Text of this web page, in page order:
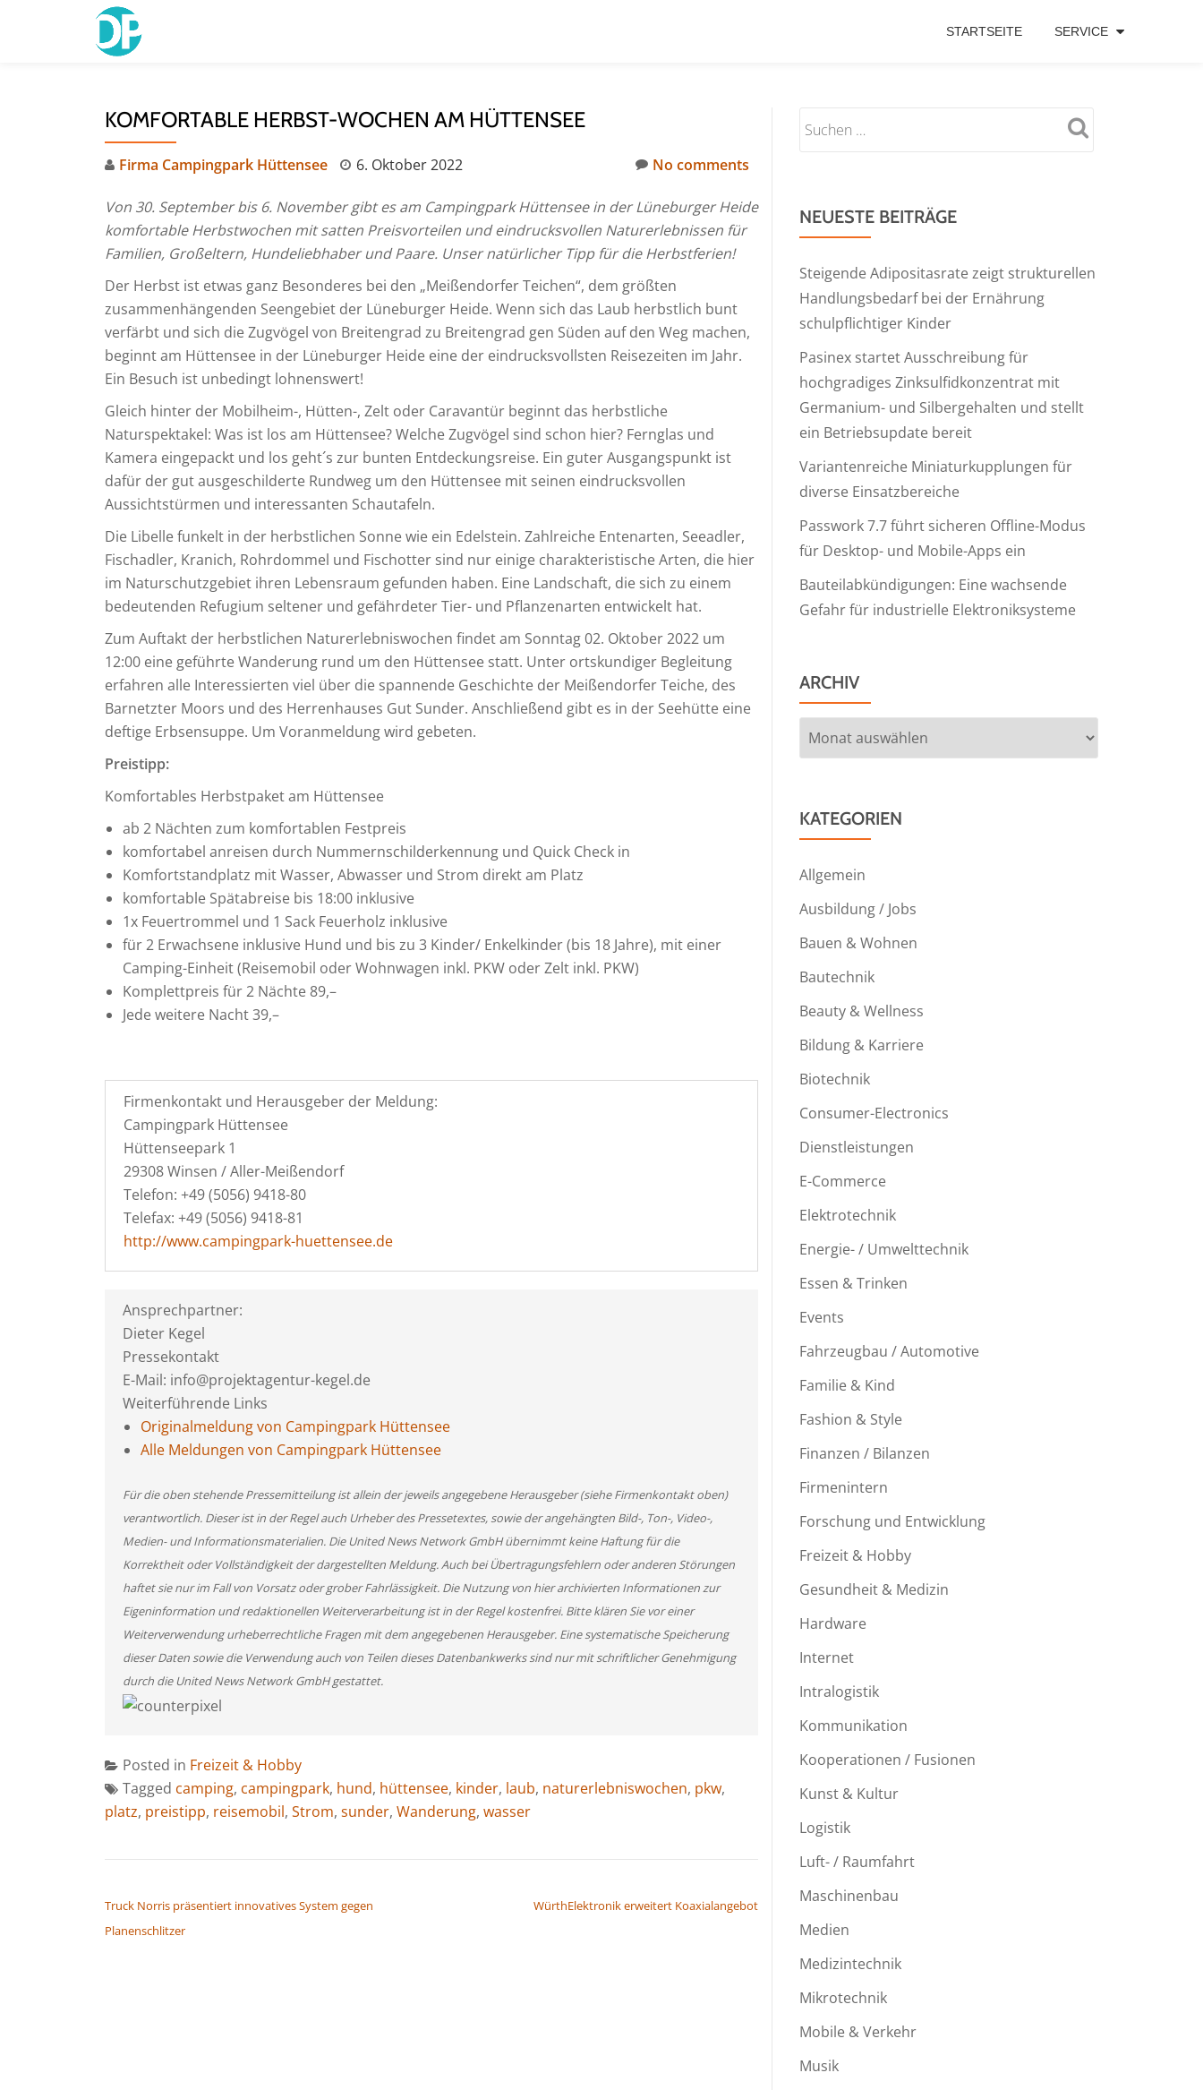
STARTSEITE SERVICE
KOMFORTABLE HERBST-WOCHEN AM HÜTTENSEE
Firma Campingpark Hüttensee 6. Oktober 2022 No comments
Von 30. September bis 6. November gibt es am Campingpark Hüttensee in der Lüneburger Heide
komfortable Herbstwochen mit satten Preisvorteilen und eindrucksvollen Naturerlebnissen für
Familien, Großeltern, Hundeliebhaber und Paare. Unser natürlicher Tipp für die Herbstferien!
Der Herbst ist etwas ganz Besonderes bei den „Meißendorfer Teichen“, dem größten
zusammenhängenden Seengebiet der Lüneburger Heide. Wenn sich das Laub herbstlich bunt
verfärbt und sich die Zugvögel von Breitengrad zu Breitengrad gen Süden auf den Weg machen,
beginnt am Hüttensee in der Lüneburger Heide eine der eindrucksvollsten Reisezeiten im Jahr.
Ein Besuch ist unbedingt lohnenswert!
Gleich hinter der Mobilheim-, Hütten-, Zelt oder Caravantür beginnt das herbstliche
Naturspektakel: Was ist los am Hüttensee? Welche Zugvögel sind schon hier? Fernglas und
Kamera eingepackt und los geht´s zur bunten Entdeckungsreise. Ein guter Ausgangspunkt ist
dafür der gut ausgeschilderte Rundweg um den Hüttensee mit seinen eindrucksvollen
Aussichtstürmen und interessanten Schautafeln.
Die Libelle funkelt in der herbstlichen Sonne wie ein Edelstein. Zahlreiche Entenarten, Seeadler,
Fischadler, Kranich, Rohrdommel und Fischotter sind nur einige charakteristische Arten, die hier
im Naturschutzgebiet ihren Lebensraum gefunden haben. Eine Landschaft, die sich zu einem
bedeutenden Refugium seltener und gefährdeter Tier- und Pflanzenarten entwickelt hat.
Zum Auftakt der herbstlichen Naturerlebniswochen findet am Sonntag 02. Oktober 2022 um
12:00 eine geführte Wanderung rund um den Hüttensee statt. Unter ortskundiger Begleitung
erfahren alle Interessierten viel über die spannende Geschichte der Meißendorfer Teiche, des
Barnetzter Moors und des Herrenhauses Gut Sunder. Anschließend gibt es in der Seehütte eine
deftige Erbsensuppe. Um Voranmeldung wird gebeten.
Preistipp:
Komfortables Herbstpaket am Hüttensee
ab 2 Nächten zum komfortablen Festpreis
komfortabel anreisen durch Nummernschilderkennung und Quick Check in
Komfortstandplatz mit Wasser, Abwasser und Strom direkt am Platz
komfortable Spätabreise bis 18:00 inklusive
1x Feuertrommel und 1 Sack Feuerholz inklusive
für 2 Erwachsene inklusive Hund und bis zu 3 Kinder/ Enkelkinder (bis 18 Jahre), mit einer
Camping-Einheit (Reisemobil oder Wohnwagen inkl. PKW oder Zelt inkl. PKW)
Komplettpreis für 2 Nächte 89,–
Jede weitere Nacht 39,–
Firmenkontakt und Herausgeber der Meldung:
Campingpark Hüttensee
Hüttenseepark 1
29308 Winsen / Aller-Meißendorf
Telefon: +49 (5056) 9418-80
Telefax: +49 (5056) 9418-81
http://www.campingpark-huettensee.de
Ansprechpartner:
Dieter Kegel
Pressekontakt
E-Mail: info@projektagentur-kegel.de
Weiterführende Links
Originalmeldung von Campingpark Hüttensee
Alle Meldungen von Campingpark Hüttensee
Für die oben stehende Pressemitteilung ist allein der jeweils angegebene Herausgeber (siehe Firmenkontakt oben)
verantwortlich. Dieser ist in der Regel auch Urheber des Pressetextes, sowie der angehängten Bild-, Ton-, Video-,
Medien- und Informationsmaterialien. Die United News Network GmbH übernimmt keine Haftung für die
Korrektheit oder Vollständigkeit der dargestellten Meldung. Auch bei Übertragungsfehlern oder anderen Störungen
haftet sie nur im Fall von Vorsatz oder grober Fahrlässigkeit. Die Nutzung von hier archivierten Informationen zur
Eigeninformation und redaktionellen Weiterverarbeitung ist in der Regel kostenfrei. Bitte klären Sie vor einer
Weiterverwendung urheberrechtliche Fragen mit dem angegebenen Herausgeber. Eine systematische Speicherung
dieser Daten sowie die Verwendung auch von Teilen dieses Datenbankwerks sind nur mit schriftlicher Genehmigung
durch die United News Network GmbH gestattet.
Posted in Freizeit & Hobby
Tagged camping, campingpark, hund, hüttensee, kinder, laub, naturerlebniswochen, pkw,
platz, preistipp, reisemobil, Strom, sunder, Wanderung, wasser
Truck Norris präsentiert innovatives System gegen
Planenschlitzer
WürthElektronik erweitert Koaxialangebot
NEUESTE BEITRÄGE
Steigende Adipositasrate zeigt strukturellen
Handlungsbedarf bei der Ernährung
schulpflichtiger Kinder
Pasinex startet Ausschreibung für
hochgradiges Zinksulfidkonzentrat mit
Germanium- und Silbergehalten und stellt
ein Betriebsupdate bereit
Variantenreiche Miniaturkupplungen für
diverse Einsatzbereiche
Passwork 7.7 führt sicheren Offline-Modus
für Desktop- und Mobile-Apps ein
Bauteilabkündigungen: Eine wachsende
Gefahr für industrielle Elektroniksysteme
ARCHIV
Archiv
KATEGORIEN
Allgemein
Ausbildung / Jobs
Bauen & Wohnen
Bautechnik
Beauty & Wellness
Bildung & Karriere
Biotechnik
Consumer-Electronics
Dienstleistungen
E-Commerce
Elektrotechnik
Energie- / Umwelttechnik
Essen & Trinken
Events
Fahrzeugbau / Automotive
Familie & Kind
Fashion & Style
Finanzen / Bilanzen
Firmenintern
Forschung und Entwicklung
Freizeit & Hobby
Gesundheit & Medizin
Hardware
Internet
Intralogistik
Kommunikation
Kooperationen / Fusionen
Kunst & Kultur
Logistik
Luft- / Raumfahrt
Maschinenbau
Medien
Medizintechnik
Mikrotechnik
Mobile & Verkehr
Musik